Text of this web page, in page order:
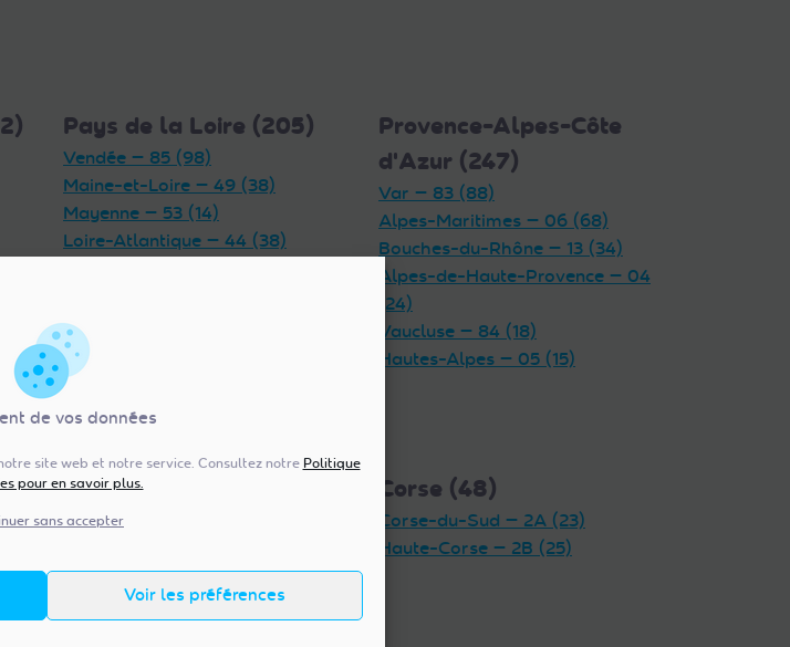
de vos données
site web et notre service. Consultez notre Politique
pour en savoir plus.
sans accepter
Voir les préférences
Pays de la Loire (205)
Vendée — 85 (98)
Maine-et-Loire — 49 (38)
Mayenne — 53 (14)
Loire-Atlantique — 44 (38)
Provence-Alpes-Côte
d'Azur (247)
Var — 83 (88)
Alpes-Maritimes — 06 (68)
Bouches-du-Rhône — 13 (34)
Alpes-de-Haute-Provence — 04
(24)
Vaucluse — 84 (18)
Hautes-Alpes — 05 (15)
Normandie (154)
Manche — 50 (41)
Seine-Maritime — 76 (43)
Calvados — 14 (37)
Corse (48)
Corse-du-Sud — 2A (23)
Haute-Corse — 2B (25)